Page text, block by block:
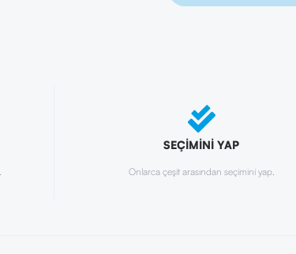
SEÇİMİNİ YAP
Onlarca çeşit arasından seçimini yap.